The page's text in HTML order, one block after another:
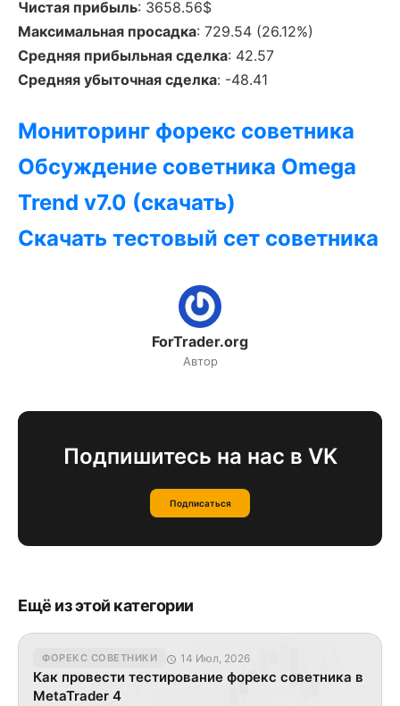
Чистая прибыль: 3658.56$
Максимальная просадка: 729.54 (26.12%)
Средняя прибыльная сделка: 42.57
Средняя убыточная сделка: -48.41
Мониторинг форекс советника
Обсуждение советника Omega
Trend v7.0 (скачать)
Скачать тестовый сет советника
ForTrader.org
Автор
Подпишитесь на нас в VK
Подписаться
Ещё из этой категории
ФОРЕКС СОВЕТНИКИ 14 Июл, 2026
Как провести тестирование форекс советника в
MetaTrader 4